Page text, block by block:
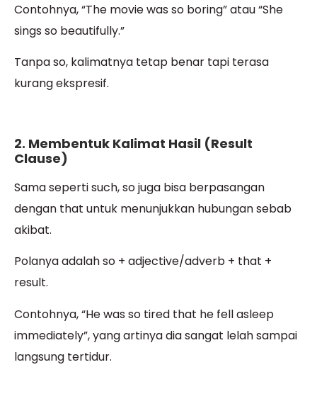
Contohnya, “The movie was so boring” atau “She
sings so beautifully.”
Tanpa so, kalimatnya tetap benar tapi terasa
kurang ekspresif.
2. Membentuk Kalimat Hasil (Result
Clause)
Sama seperti such, so juga bisa berpasangan
dengan that untuk menunjukkan hubungan sebab
akibat.
Polanya adalah so + adjective/adverb + that +
result.
Contohnya, “He was so tired that he fell asleep
immediately”, yang artinya dia sangat lelah sampai
langsung tertidur.